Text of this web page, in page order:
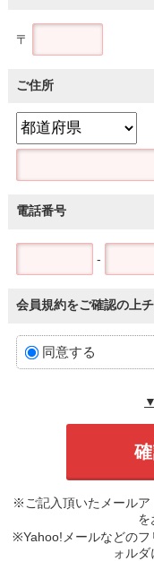
〒
ご住所
電話番号
-
会員規約をご確認の上
同意する
※ご記入頂いたメールア
を
※Yahoo!メールなどのフ
ォルダ